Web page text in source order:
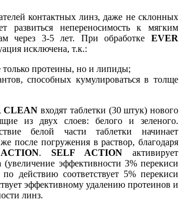
контактных линз, даже не склонных
развиться непереносимость к мягким
через 3-5 лет. При обработке EVER
исключена, т.к.:
только протеины, но и липиды;
способных кумулироваться в толще
CLEAN входят таблетки (30 штук) нового
из двух слоев: белого и зеленого.
белой части таблетки начинает
же после погружения в раствор, благодаря
. SELF ACTION активирует
(увеличение эффективности 3% перекиси
по действию соответствует 5% перекиси
эффективному удалению протеинов и
линз.